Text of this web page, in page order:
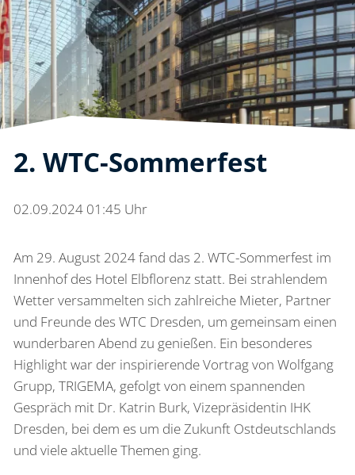
2. WTC-Sommerfest
02.09.2024 01:45 Uhr
Am 29. August 2024 fand das 2. WTC-Sommerfest im
Innenhof des Hotel Elbflorenz statt. Bei strahlendem
Wetter versammelten sich zahlreiche Mieter, Partner
und Freunde des WTC Dresden, um gemeinsam einen
wunderbaren Abend zu genießen. Ein besonderes
Highlight war der inspirierende Vortrag von Wolfgang
Grupp, TRIGEMA, gefolgt von einem spannenden
Gespräch mit Dr. Katrin Burk, Vizepräsidentin IHK
Dresden, bei dem es um die Zukunft Ostdeutschlands
und viele aktuelle Themen ging.